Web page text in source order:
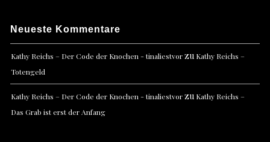
Neueste Kommentare
Kathy Reichs – Der Code der Knochen - tinaliestvorzu Kathy Reichs –
Totengeld
Kathy Reichs – Der Code der Knochen - tinaliestvorzu Kathy Reichs –
Das Grab ist erst der Anfang